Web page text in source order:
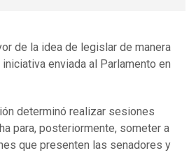
de la idea de legislar de manera
enviada al Parlamento en
determinó realizar sesiones
para, posteriormente, someter a
que presenten las senadores y